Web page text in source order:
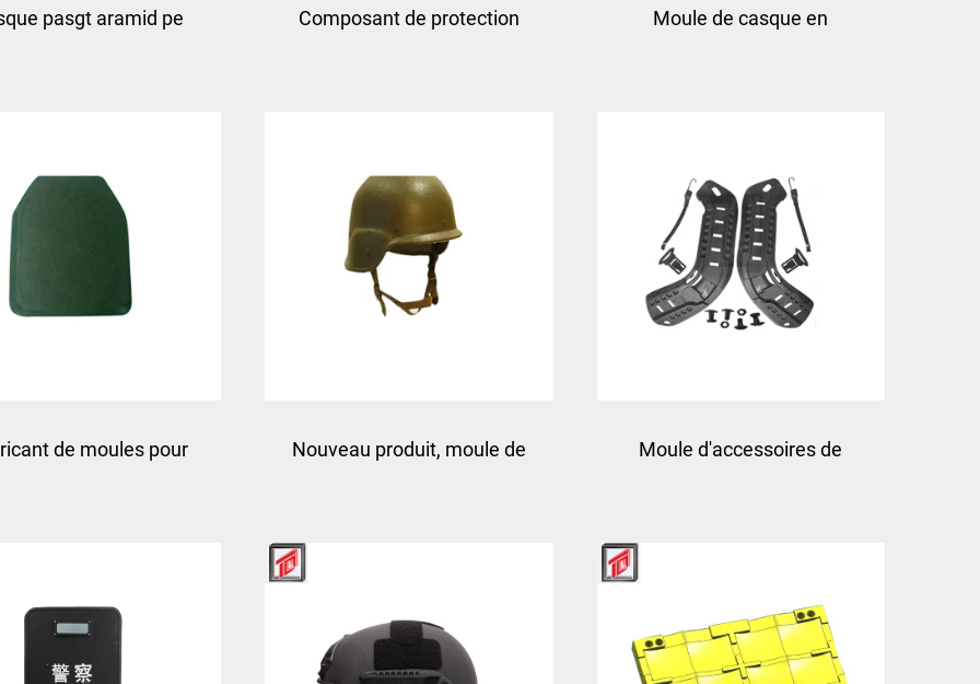
pasgt aramid pe
balistique moule
Composant de protection
plaque plastique moule de
compression ville des
Moule de casque en
de moules pour Nouveau produit, moule de Moule d'accessoires de